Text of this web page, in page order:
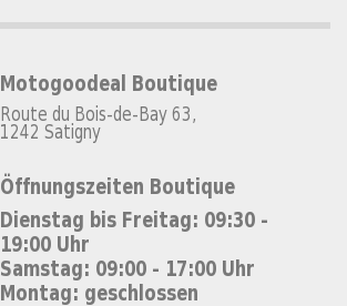
Motogoodeal Boutique
Route du Bois-de-Bay 63,
1242 Satigny
Öffnungszeiten Boutique
Dienstag bis Freitag: 09:30 -
19:00 Uhr
Samstag: 09:00 - 17:00 Uhr
Montag: geschlossen